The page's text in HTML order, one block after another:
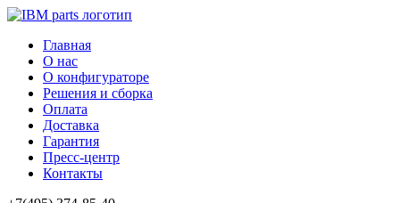
Главная
О нас
О конфигураторе
Решения и сборка
Оплата
Доставка
Гарантия
Пресс-центр
Контакты